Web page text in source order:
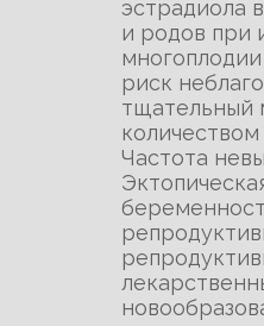
эстрадиола
и родов при
риск
тщательный
Частота